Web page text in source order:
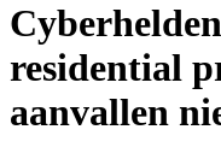
residential
aanvallen